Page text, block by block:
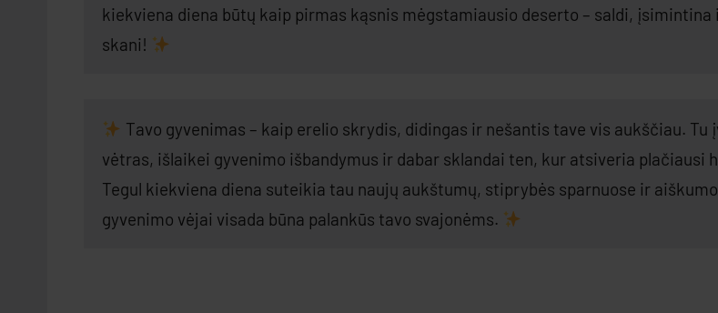
kiekviena diena būtų kaip pirmas kąsnis mėgstamiausio deserto – saldi, įsimintina
skani!
Tavo gyvenimas – kaip erelio skrydis, didingas ir nešantis tave vis aukščiau. Tu
vėtras, išlaikei gyvenimo išbandymus ir dabar sklandai ten, kur atsiveria plačiausi
Tegul kiekviena diena suteikia tau naujų aukštumų, stiprybės sparnuose ir
gyvenimo vėjai visada būna palankūs tavo svajonėms.